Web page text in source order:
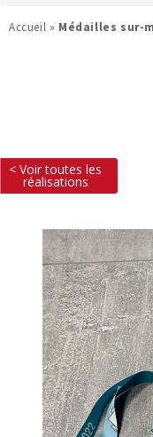
Accueil » Médailles sur-
< Voir toutes les
réalisations